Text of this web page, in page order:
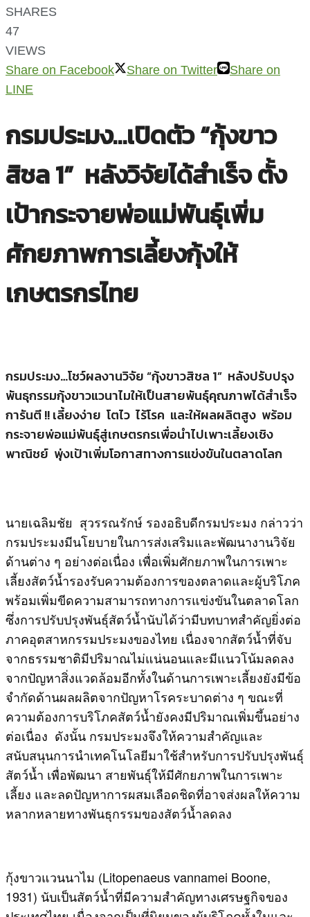
SHARES
47
VIEWS
Share on Facebook
Share on Twitter
Share on
LINE
กรมประมง…เปิดตัว “กุ้งขาว
สิชล 1” หลังวิจัยได้สำเร็จ ตั้ง
เป้ากระจายพ่อแม่พันธุ์เพิ่ม
ศักยภาพการเลี้ยงกุ้งให้
เกษตรกรไทย
กรมประมง…โชว์ผลงานวิจัย “กุ้งขาวสิชล 1” หลังปรับปรุง
พันธุกรรมกุ้งขาวแวนาไมให้เป็นสายพันธุ์คุณภาพได้สำเร็จ
การันตี !! เลี้ยงง่าย โตไว ไร้โรค และให้ผลผลิตสูง พร้อม
กระจายพ่อแม่พันธุ์สู่เกษตรกรเพื่อนำไปเพาะเลี้ยงเชิง
พาณิชย์ พุ่งเป้าเพิ่มโอกาสทางการแข่งขันในตลาดโลก
นายเฉลิมชัย สุวรรณรักษ์ รองอธิบดีกรมประมง กล่าวว่า
กรมประมงมีนโยบายในการส่งเสริมและพัฒนางานวิจัย
ด้านต่าง ๆ อย่างต่อเนื่อง เพื่อเพิ่มศักยภาพในการเพาะ
เลี้ยงสัตว์น้ำรองรับความต้องการของตลาดและผู้บริโภค
พร้อมเพิ่มขีดความสามารถทางการแข่งขันในตลาดโลก
ซึ่งการปรับปรุงพันธุ์สัตว์น้ำนับได้ว่ามีบทบาทสำคัญยิ่งต่อ
ภาคอุตสาหกรรมประมงของไทย เนื่องจากสัตว์น้ำที่จับ
จากธรรมชาติมีปริมาณไม่แน่นอนและมีแนวโน้มลดลง
จากปัญหาสิ่งแวดล้อมอีกทั้งในด้านการเพาะเลี้ยงยังมีข้อ
จำกัดด้านผลผลิตจากปัญหาโรคระบาดต่าง ๆ ขณะที่
ความต้องการบริโภคสัตว์น้ำยังคงมีปริมาณเพิ่มขึ้นอย่าง
ต่อเนื่อง ดังนั้น กรมประมงจึงให้ความสำคัญและ
สนับสนุนการนำเทคโนโลยีมาใช้สำหรับการปรับปรุงพันธุ์
สัตว์น้ำ เพื่อพัฒนา สายพันธุ์ให้มีศักยภาพในการเพาะ
เลี้ยง และลดปัญหาการผสมเลือดชิดที่อาจส่งผลให้ความ
หลากหลายทางพันธุกรรมของสัตว์น้ำลดลง
กุ้งขาวแวนนาไม (Litopenaeus vannamei Boone,
1931) นับเป็นสัตว์น้ำที่มีความสำคัญทางเศรษฐกิจของ